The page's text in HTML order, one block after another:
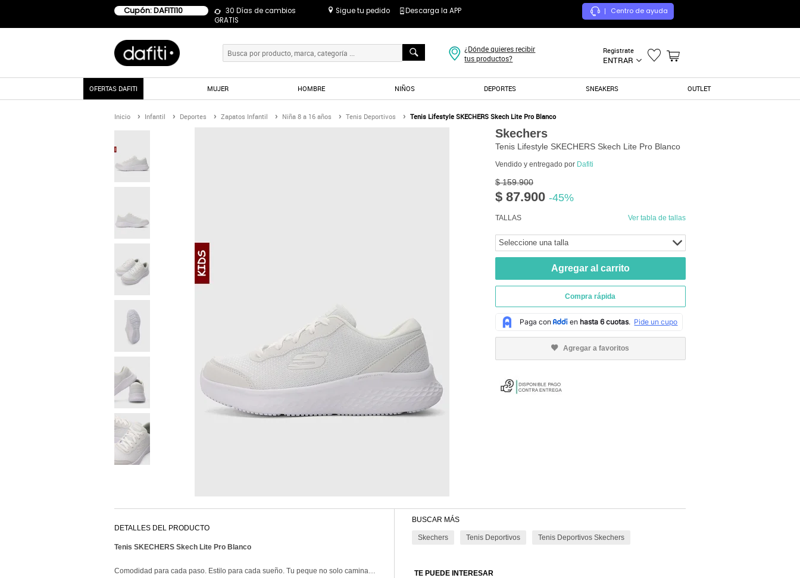
Cupón: DAFITI10
30 Días de cambios
GRATIS
Sigue tu pedido Descarga la APP | Centro de ayuda
Registrate
ENTRAR
¿Dónde quieres recibir
tus productos?
OFERTAS DAFITI MUJER HOMBRE NIÑOS DEPORTES SNEAKERS OUTLET
Inicio Infantil Deportes Zapatos Infantil Niña 8 a 16 años Tenis Deportivos Tenis Lifestyle SKECHERS Skech Lite Pro Blanco
Skechers
Tenis Lifestyle SKECHERS Skech Lite Pro Blanco
Vendido y entregado por Dafiti
$ 159.900
$ 87.900 -45%
TALLAS Ver tabla de tallas
Seleccione una talla
Agregar al carrito
Compra rápida
Agregar a favoritos
DETALLES DEL PRODUCTO
Tenis SKECHERS Skech Lite Pro Blanco
Comodidad para cada paso. Estilo para cada sueño. Tu peque no solo camina…
BUSCAR MÁS
Skechers Tenis Deportivos Tenis Deportivos Skechers
TE PUEDE INTERESAR